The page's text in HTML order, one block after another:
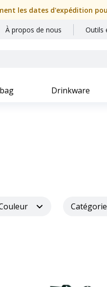
les dates d'expédition
À propos de nous Outils
Drinkware